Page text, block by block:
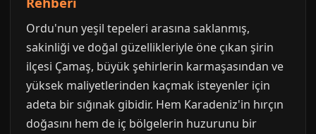
Ordu'nun yeşil tepeleri arasına saklanmış,
sakinliği ve doğal güzellikleriyle öne çıkan şirin
ilçesi Çamaş, büyük şehirlerin karmaşasından ve
yüksek maliyetlerinden kaçmak isteyenler için
adeta bir sığınak gibidir. Hem Karadeniz'in hırçın
doğasını hem de iç bölgelerin huzurunu bir